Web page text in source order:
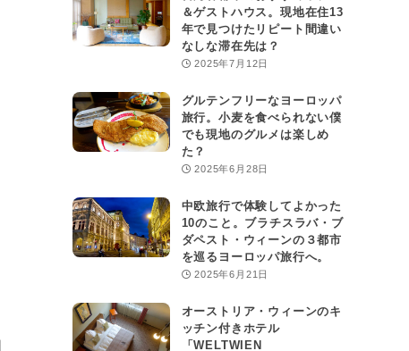
＆ゲストハウス。現地在住13
年で見つけたリピート間違い
なしな滞在先は？
2025年7月12日
グルテンフリーなヨーロッパ
旅行。小麦を食べられない僕
でも現地のグルメは楽しめ
た？
2025年6月28日
中欧旅行で体験してよかった
10のこと。ブラチスラバ・ブ
ダペスト・ウィーンの３都市
を巡るヨーロッパ旅行へ。
2025年6月21日
オーストリア・ウィーンのキ
ッチン付きホテル
「WELTWIEN